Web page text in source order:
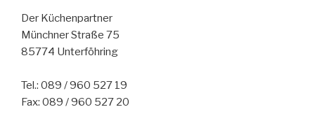
Der Küchenpartner
Münchner Straße 75
85774 Unterföhring
Tel.: 089 / 960 527 19
Fax: 089 / 960 527 20